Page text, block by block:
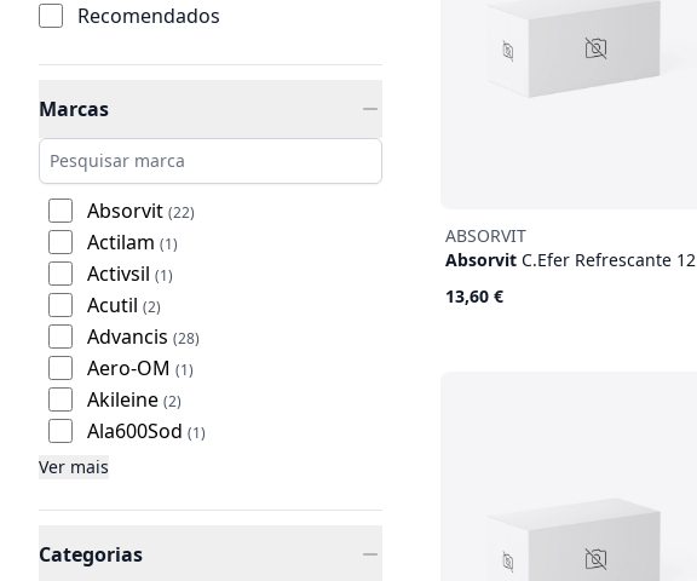
Recomendados
Marcas
Absorvit (22)
Actilam (1)
Activsil (1)
Acutil (2)
Advancis (28)
Aero-OM (1)
Akileine (2)
Ala600Sod (1)
Alanerv
Ver mais
Categorias
ABSORVIT
Absorvit C.Efer Refrescante 12
13,60 €